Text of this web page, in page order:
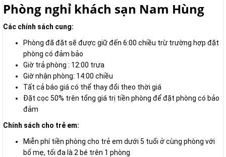
Phòng nghỉ khách sạn Nam Hùng
Các chính sách cung:
Phòng đã đặt sẽ được giữ đến 6:00 chiều trừ trường hợp đặt
phòng có đảm bảo
Giờ trả phòng : 12:00 trưa
Giờ nhận phòng: 14:00 chiều
Tất cả báo giá có thể thay đổi theo thời giá
Đặt cọc 50% trên tổng giá trị tiền phòng để đặt phòng có bảo
đảm
Chính sách cho trẻ em:
Miễn phí tiền phòng cho trẻ em dưới 5 tuổi ở cùng phòng với
bố mẹ, tối đa là 2 bé trên 1 phòng